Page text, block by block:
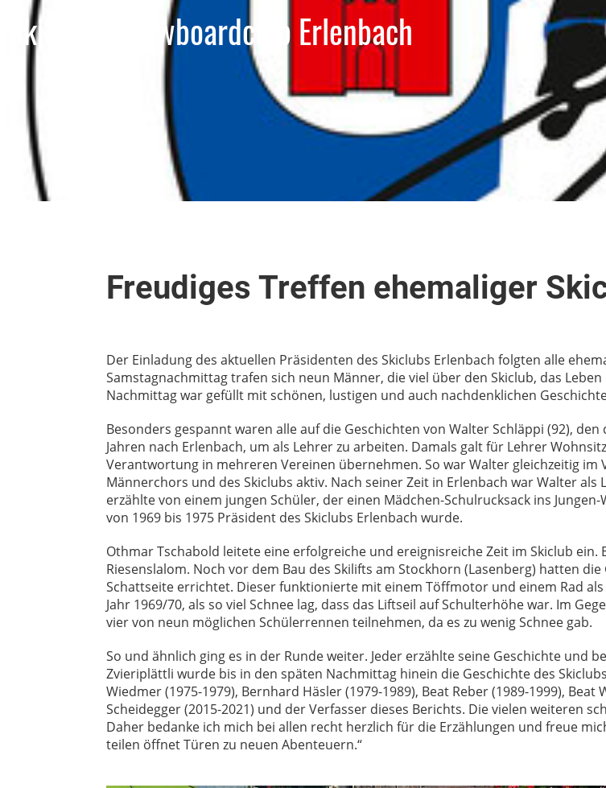
Ski- und Snowboardclub Erlenbach
Freudiges Treffen ehemaliger
Der Einladung des aktuellen Präsidenten des Skiclubs Erlenbach folgten alle
Samstagnachmittag trafen sich neun Männer, die viel über den Skiclub, das
Nachmittag war gefüllt mit schönen, lustigen und auch nachdenklichen
Besonders gespannt waren alle auf die Geschichten von Walter Schläppi (92),
Jahren nach Erlenbach, um als Lehrer zu arbeiten. Damals galt für Lehrer
Verantwortung in mehreren Vereinen übernehmen. So war Walter gleichzeitig im
Männerchors und des Skiclubs aktiv. Nach seiner Zeit in Erlenbach war Walter
erzählte von einem jungen Schüler, der einen Mädchen-Schulrucksack ins
von 1969 bis 1975 Präsident des Skiclubs Erlenbach wurde.
Othmar Tschabold leitete eine erfolgreiche und ereignisreiche Zeit im Skiclub
Riesenslalom. Noch vor dem Bau des Skilifts am Stockhorn (Lasenberg) hatten
Schattseite errichtet. Dieser funktionierte mit einem Töffmotor und einem Rad
Jahr 1969/70, als so viel Schnee lag, dass das Liftseil auf Schulterhöhe war. Im
vier von neun möglichen Schülerrennen teilnehmen, da es zu wenig Schnee gab.
So und ähnlich ging es in der Runde weiter. Jeder erzählte seine Geschichte und
Zvieriplättli wurde bis in den späten Nachmittag hinein die Geschichte des
Wiedmer (1975-1979), Bernhard Häsler (1979-1989), Beat Reber (1989-1999), Beat
Scheidegger (2015-2021) und der Verfasser dieses Berichts. Die vielen weiteren
Daher bedanke ich mich bei allen recht herzlich für die Erzählungen und freue
teilen öffnet Türen zu neuen Abenteuern.“